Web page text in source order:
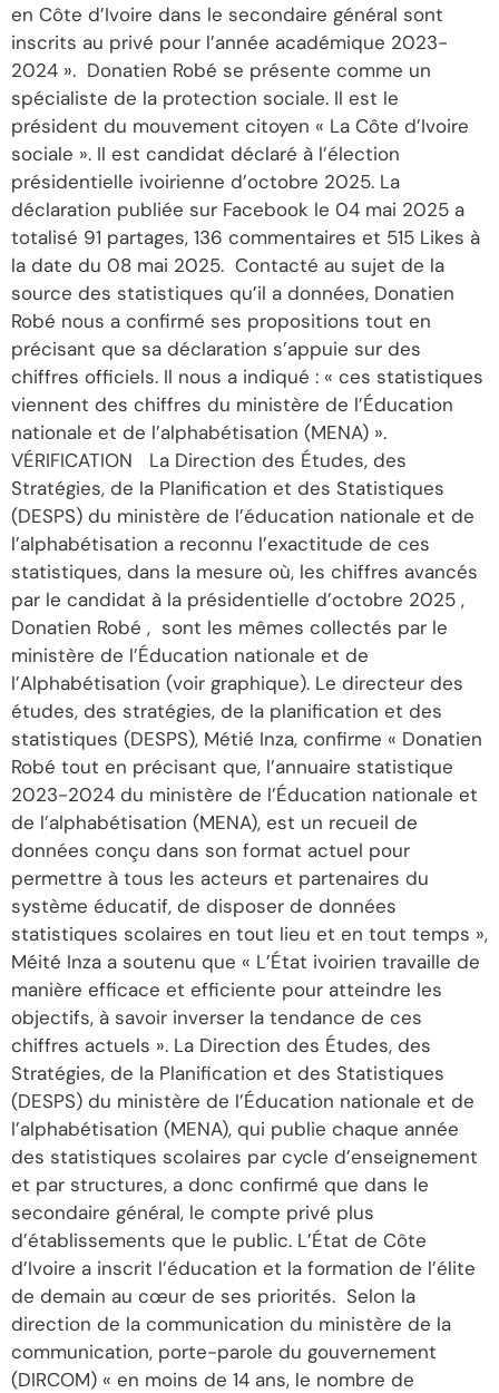
en Côte d’Ivoire dans le secondaire général sont
inscrits au privé pour l’année académique 2023-
2024 ». Donatien Robé se présente comme un
spécialiste de la protection sociale. Il est le
président du mouvement citoyen « La Côte d’Ivoire
sociale ». Il est candidat déclaré à l’élection
présidentielle ivoirienne d’octobre 2025. La
déclaration publiée sur Facebook le 04 mai 2025 a
totalisé 91 partages, 136 commentaires et 515 Likes à
la date du 08 mai 2025. Contacté au sujet de la
source des statistiques qu’il a données, Donatien
Robé nous a confirmé ses propositions tout en
précisant que sa déclaration s’appuie sur des
chiffres officiels. Il nous a indiqué : « ces statistiques
viennent des chiffres du ministère de l’Éducation
nationale et de l’alphabétisation (MENA) ».
VÉRIFICATION La Direction des Études, des
Stratégies, de la Planification et des Statistiques
(DESPS) du ministère de l’éducation nationale et de
l’alphabétisation a reconnu l’exactitude de ces
statistiques, dans la mesure où, les chiffres avancés
par le candidat à la présidentielle d’octobre 2025 ,
Donatien Robé , sont les mêmes collectés par le
ministère de l’Éducation nationale et de
l’Alphabétisation (voir graphique). Le directeur des
études, des stratégies, de la planification et des
statistiques (DESPS), Métié Inza, confirme « Donatien
Robé tout en précisant que, l’annuaire statistique
2023-2024 du ministère de l’Éducation nationale et
de l’alphabétisation (MENA), est un recueil de
données conçu dans son format actuel pour
permettre à tous les acteurs et partenaires du
système éducatif, de disposer de données
statistiques scolaires en tout lieu et en tout temps »,
Méité Inza a soutenu que « L’État ivoirien travaille de
manière efficace et efficiente pour atteindre les
objectifs, à savoir inverser la tendance de ces
chiffres actuels ». La Direction des Études, des
Stratégies, de la Planification et des Statistiques
(DESPS) du ministère de l’Éducation nationale et de
l’alphabétisation (MENA), qui publie chaque année
des statistiques scolaires par cycle d’enseignement
et par structures, a donc confirmé que dans le
secondaire général, le compte privé plus
d’établissements que le public. L’État de Côte
d’Ivoire a inscrit l’éducation et la formation de l’élite
de demain au cœur de ses priorités. Selon la
direction de la communication du ministère de la
communication, porte-parole du gouvernement
(DIRCOM) « en moins de 14 ans, le nombre de